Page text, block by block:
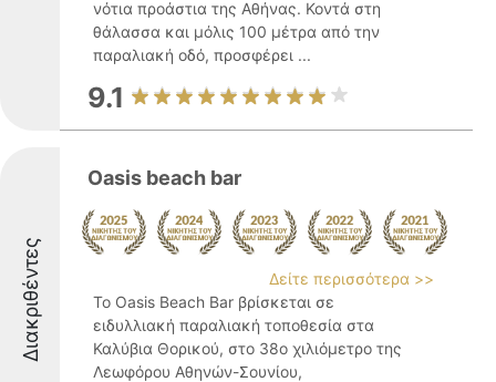
νότια προάστια της Αθήνας. Κοντά στη
θάλασσα και μόλις 100 μέτρα από την
παραλιακή οδό, προσφέρει ...
9.1
Διακριθέντες
Oasis beach bar
Δείτε περισσότερα >>
Το Oasis Beach Bar βρίσκεται σε
ειδυλλιακή παραλιακή τοποθεσία στα
Καλύβια Θορικού, στο 38ο χιλιόμετρο της
Λεωφόρου Αθηνών-Σουνίου,